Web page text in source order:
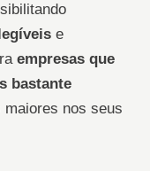
e
empresas que
bastante
nos seus